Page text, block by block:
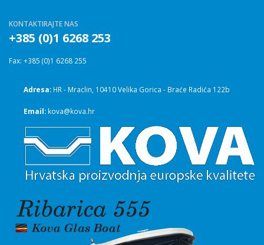
KONTAKTIRAJTE NAS
+385 (0)1 6268 253
Fax: +385 (0)1 6268 255
Adresa: HR - Mraclin, 10410 Velika Gorica - Braće Radića 122b
Email: kova@kova.hr